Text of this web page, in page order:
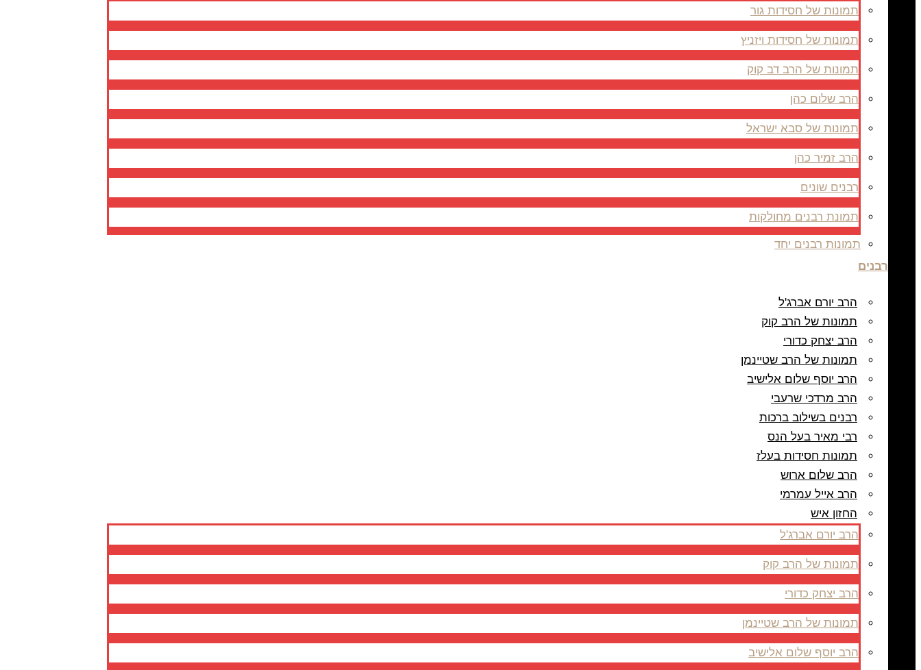
תמונות של חסידות גור
תמונות של חסידות ויזניץ
תמונות של הרב דב קוק
הרב שלום כהן
תמונות של סבא ישראל
הרב זמיר כהן
רבנים שונים
תמונת רבנים מחולקות
תמונות רבנים יחד
רבנים
הרב יורם אברג'ל
תמונות של הרב קוק
הרב יצחק כדורי
תמונות של הרב שטיינמן
הרב יוסף שלום אלישיב
הרב מרדכי שרעבי
רבנים בשילוב ברכות
רבי מאיר בעל הנס
תמונות חסידות בעלז
הרב שלום ארוש
הרב אייל עמרמי
החזון איש
הרב יורם אברג'ל
תמונות של הרב קוק
הרב יצחק כדורי
תמונות של הרב שטיינמן
הרב יוסף שלום אלישיב